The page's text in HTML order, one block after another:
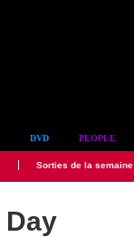
DVD PEOPLE
Sorties de la semaine
Day